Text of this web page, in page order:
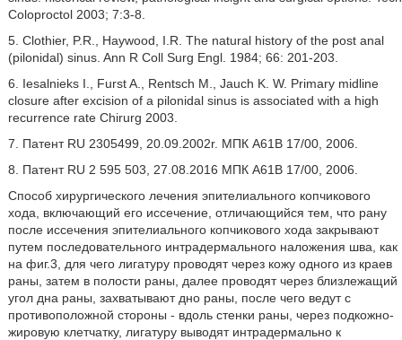
Coloproctol 2003; 7:3-8.
5. Clothier, P.R., Haywood, I.R. The natural history of the post anal
(pilonidal) sinus. Ann R Coll Surg Engl. 1984; 66: 201-203.
6. Iesalnieks I., Furst A., Rentsch M., Jauch K. W. Primary midline
closure after excision of a pilonidal sinus is associated with a high
recurrence rate Chirurg 2003.
7. Патент RU 2305499, 20.09.2002r. МПК A61B 17/00, 2006.
8. Патент RU 2 595 503, 27.08.2016 МПК A61B 17/00, 2006.
Способ хирургического лечения эпителиального копчикового
хода, включающий его иссечение, отличающийся тем, что рану
после иссечения эпителиального копчикового хода закрывают
путем последовательного интрадермального наложения шва, как
на фиг.3, для чего лигатуру проводят через кожу одного из краев
раны, затем в полости раны, далее проводят через близлежащий
угол дна раны, захватывают дно раны, после чего ведут с
противоположной стороны - вдоль стенки раны, через подкожно-
жировую клетчатку, лигатуру выводят интрадермально к